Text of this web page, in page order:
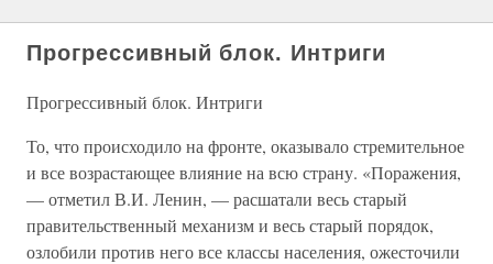
Прогрессивный блок. Интриги
Прогрессивный блок. Интриги
То, что происходило на фронте, оказывало стремительное
и все возрастающее влияние на всю страну. «Поражения,
— отметил В.И. Ленин, — расшатали весь старый
правительственный механизм и весь старый порядок,
озлобили против него все классы населения, ожесточили